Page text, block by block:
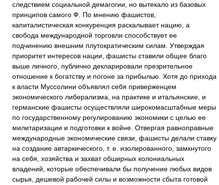
следствием социальной демагогии, но вытекало из базовых
принципов самого Ф. По мнению фашистов,
капиталистическая конкуренция раскалывает нацию, а
свобода международной торговли способствует ее
подчинению внешним плутократическим силам. Утверждая
приоритет интересов нации, фашисты ставили общее благо
выше личного, публично декларировали презрительное
отношение к богатству и погоне за прибылью. Хотя до прихода
к власти Муссолини объявлял себя приверженцем
экономического либерализма, на практике и итальянские, и
германские фашисты осуществляли широкомасштабные меры
по государственному регулированию экономики с целью ее
милитаризации и подготовки к войне. Отвергая равноправные
международные экономические связи, фашисты делали ставку
на создание автаркического, т. е. изолированного, замкнутого
на себя, хозяйства и захват обширных колониальных
владений, которые обеспечивали бы получение любых видов
сырья, дешевой рабочей силы и возможности сбыта готовой